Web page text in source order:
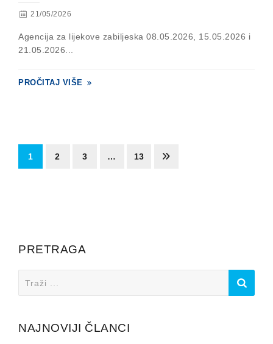
21/05/2026
Agencija za lijekove zabiljeska 08.05.2026, 15.05.2026 i
21.05.2026...
PROČITAJ VIŠE
1 2 3 … 13
PRETRAGA
for:
NAJNOVIJI ČLANCI